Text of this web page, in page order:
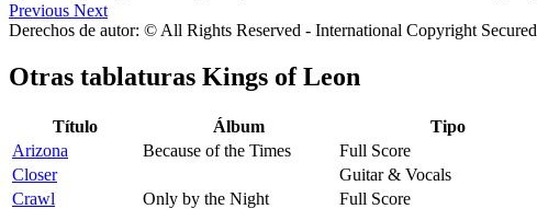
Previous Next
Derechos de autor: © All Rights Reserved - International Copyright Secured
Otras tablaturas Kings of Leon
Título Álbum
Tipo
Arizona
Because of the Times
Full Score
Closer
Guitar & Vocals
Crawl
Only by the Night
Full Score